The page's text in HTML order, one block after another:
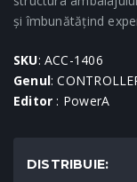
și îmbunătățind
SKU: ACC-1406
Genul:
Editor : PowerA
DISTRIBUIE: